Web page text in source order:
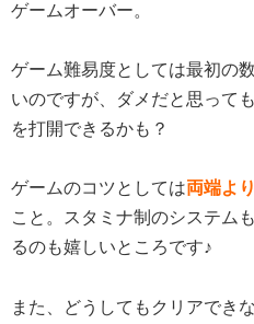
ゲームオーバー。
ゲーム難易度としては最初の
いのですが、ダメだと思って
を打開できるかも？
ゲームのコツとしては両端よ
こと。スタミナ制のシステム
るのも嬉しいところです♪
また、どうしてもクリアでき